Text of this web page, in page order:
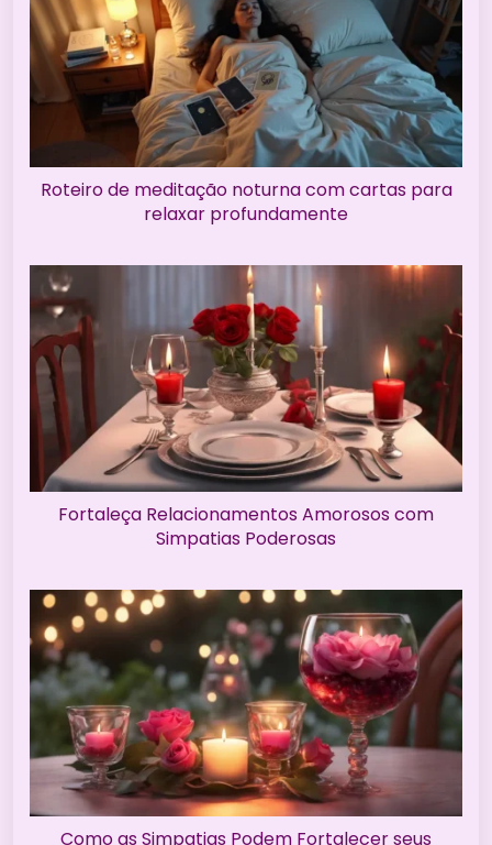
Roteiro de meditação noturna com cartas para
relaxar profundamente
Fortaleça Relacionamentos Amorosos com
Simpatias Poderosas
Como as Simpatias Podem Fortalecer seus